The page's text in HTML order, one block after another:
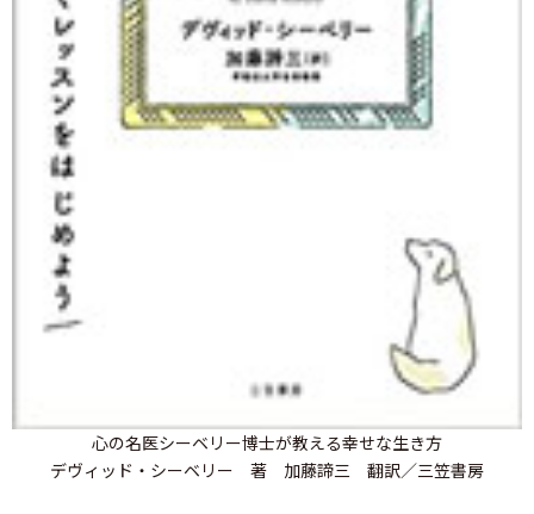
心の名医シーベリー博士が教える幸せな生き方
デヴィッド・シーベリー 著 加藤諦三 翻訳／三笠書房